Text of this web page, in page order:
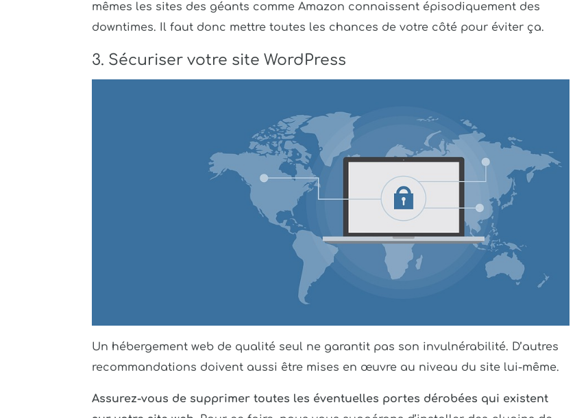
mêmes les sites des géants comme Amazon connaissent épisodiquement des
downtimes. Il faut donc mettre toutes les chances de votre côté pour éviter ça.
3. Sécuriser votre site WordPress
Un hébergement web de qualité seul ne garantit pas son invulnérabilité. D’autres
recommandations doivent aussi être mises en œuvre au niveau du site lui-même.
Assurez-vous de supprimer toutes les éventuelles portes dérobées qui existent